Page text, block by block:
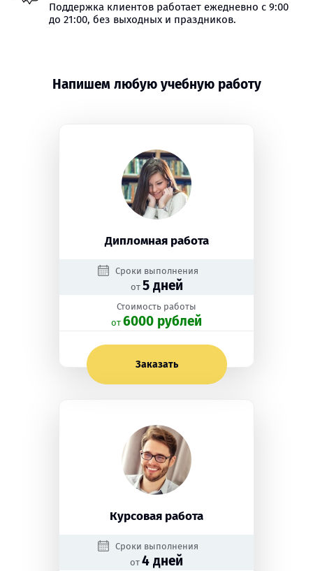
Поддержка клиентов работает ежедневно с 9:00
до 21:00, без выходных и праздников.
Напишем любую учебную работу
Дипломная работа
Сроки выполнения
от 5 дней
Стоимость работы
oт 6000 рублей
Заказать
Курсовая работа
Сроки выполнения
от 4 дней